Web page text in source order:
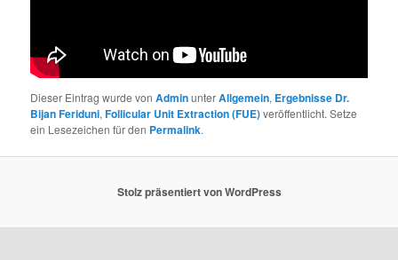
Dieser Eintrag wurde vonAdminunterAllgemein, Ergebnisse Dr.
Bijan Feriduni,Follicular Unit Extraction (FUE)veröffentlicht. Setze
ein Lesezeichen für den Permalink.
Stolz präsentiert von WordPress